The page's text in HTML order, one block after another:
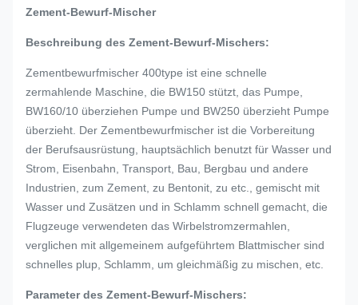
Zement-Bewurf-Mischer
Beschreibung des Zement-Bewurf-Mischers:
Zementbewurfmischer 400type ist eine schnelle
zermahlende Maschine, die BW150 stützt, das Pumpe,
BW160/10 überziehen Pumpe und BW250 überzieht Pumpe
überzieht. Der Zementbewurfmischer ist die Vorbereitung
der Berufsausrüstung, hauptsächlich benutzt für Wasser und
Strom, Eisenbahn, Transport, Bau, Bergbau und andere
Industrien, zum Zement, zu Bentonit, zu etc., gemischt mit
Wasser und Zusätzen und in Schlamm schnell gemacht, die
Flugzeuge verwendeten das Wirbelstromzermahlen,
verglichen mit allgemeinem aufgeführtem Blattmischer sind
schnelles plup, Schlamm, um gleichmäßig zu mischen, etc.
Parameter des Zement-Bewurf-Mischers: